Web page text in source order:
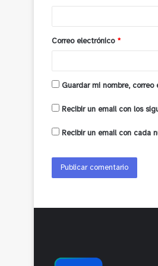
*
Correo electrónico *
Guardar mi nombre,
Recibir un email con los
Recibir un email con cada